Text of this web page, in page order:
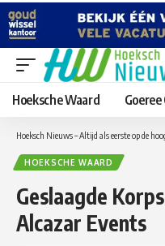
Hoeksche Waard
Hoeksch Nieuws – Altijd als eerste op de
HOEKSCHE WAARD
Geslaagde
Alcazar Events